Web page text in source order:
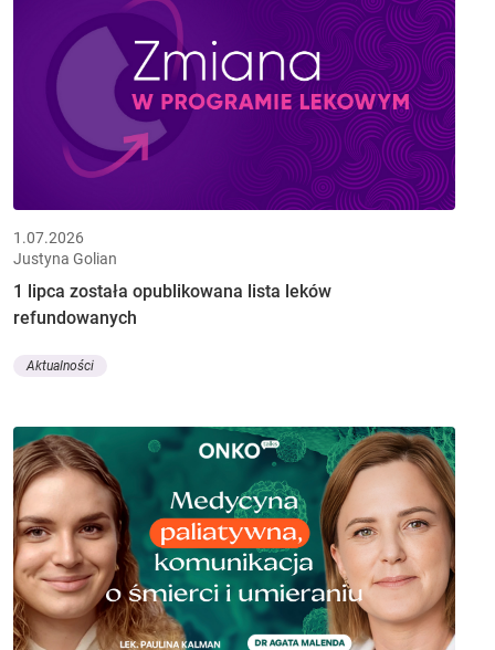
1.07.2026
Justyna Golian
1 lipca została opublikowana lista leków
refundowanych
Aktualności